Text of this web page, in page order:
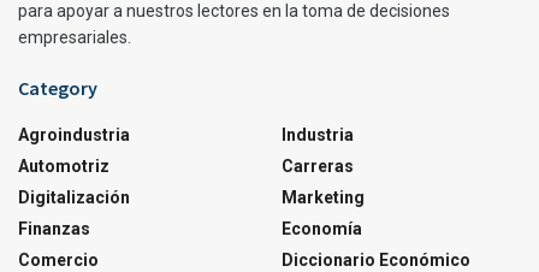
para apoyar a nuestros lectores en la toma de decisiones
empresariales.
Category
Agroindustria
Automotriz
Digitalización
Finanzas
Comercio
Industria
Carreras
Marketing
Economía
Diccionario Económico